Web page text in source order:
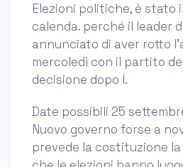
Elezioni politiche, è stato
calenda. perché il leader
annunciato di aver rotto
mercoledì con il partito
decisione dopo l.
Date possibili 25
Nuovo governo forse a
prevede la costituzione